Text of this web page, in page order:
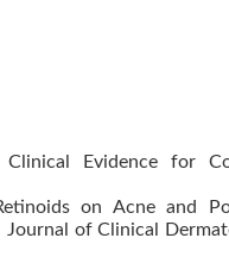
Evidence for
on Acne and
of Clinical